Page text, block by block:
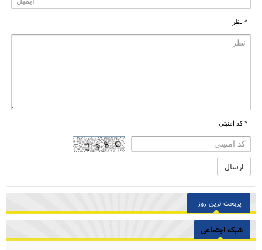
* نظر
* کد امنیتی
پربحث ترین روز
شبکه اجتماعی